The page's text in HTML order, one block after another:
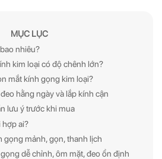
MỤC LỤC
nhiêu?
kim loại có độ chênh lớn?
mắt kính gọng kim loại?
hằng ngày và lắp kính cận
lưu ý trước khi mua
hợp ai?
gọng mảnh, gọn, thanh lịch
dễ chỉnh, ôm mặt, đeo ổn định